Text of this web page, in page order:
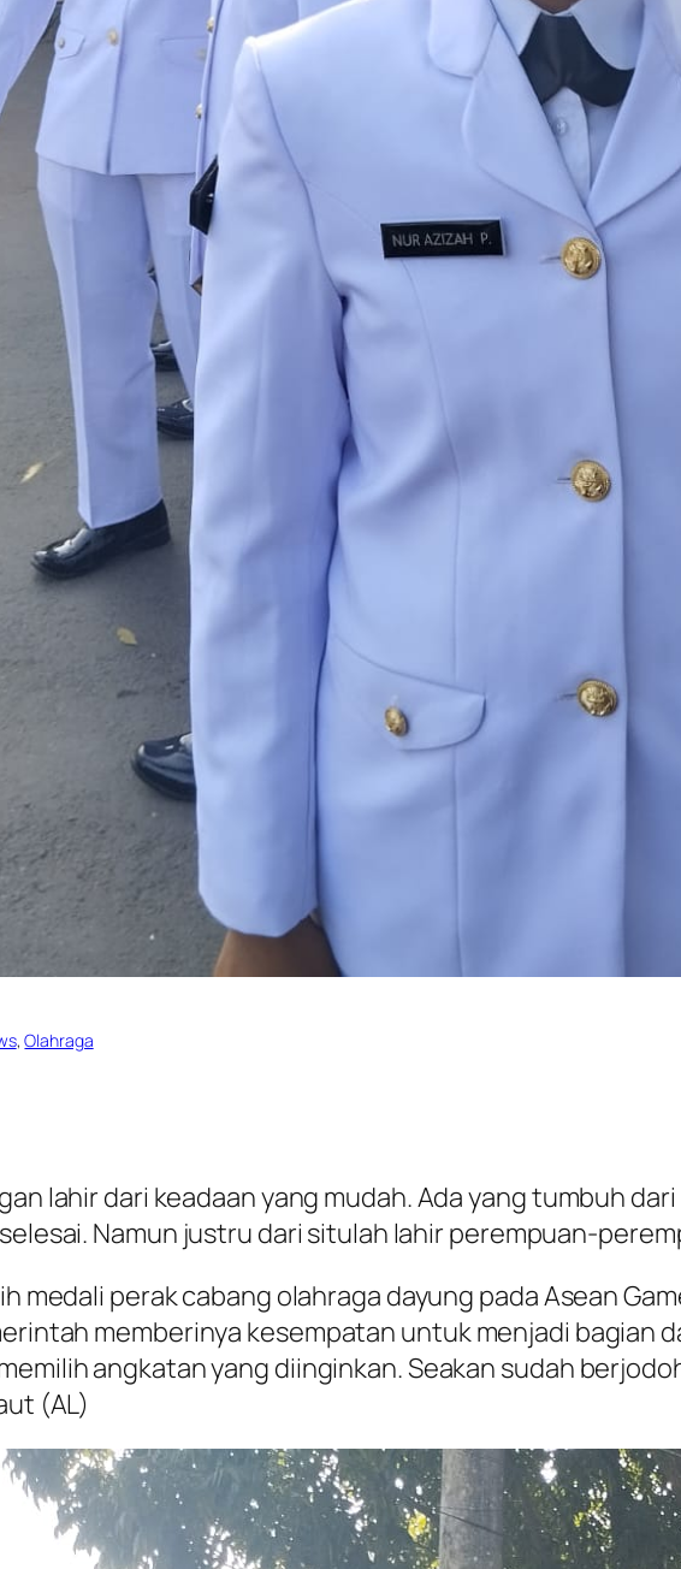
, Olahraga
lahir dari keadaan yang mudah. Ada yang tumbuh
Namun justru dari situlah lahir perempuan-
medali perak cabang olahraga dayung pada Asean
memberinya kesempatan untuk menjadi bagian
angkatan yang diinginkan. Seakan sudah
(AL)